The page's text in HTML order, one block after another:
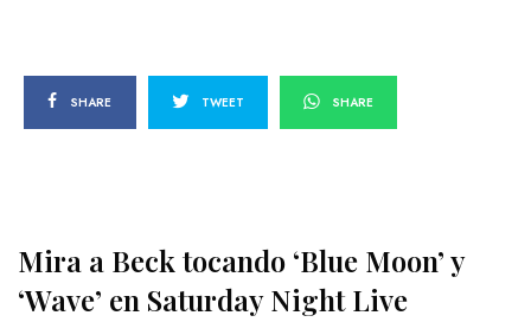
SHARE TWEET SHARE
Mira a Beck tocando ‘Blue Moon’ y
‘Wave’ en Saturday Night Live